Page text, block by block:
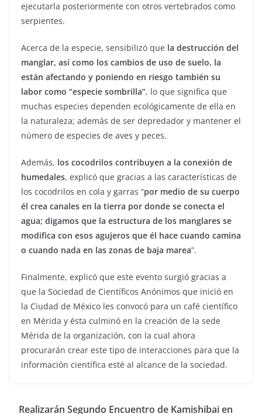
ejecutarla posteriormente con otros vertebrados como
serpientes.
Acerca de la especie, sensibilizó que la destrucción del
manglar, así como los cambios de uso de suelo, la
están afectando y poniendo en riesgo también su
labor como “especie sombrilla”, lo que significa que
muchas especies dependen ecológicamente de ella en
la naturaleza; además de ser depredador y mantener el
número de especies de aves y peces.
Además, los cocodrilos contribuyen a la conexión de
humedales, explicó que gracias a las características de
los cocodrilos en cola y garras “por medio de su cuerpo
él crea canales en la tierra por donde se conecta el
agua; digamos que la estructura de los manglares se
modifica con esos agujeros que él hace cuando camina
o cuando nada en las zonas de baja marea”.
Finalmente, explicó que este evento surgió gracias a
que la Sociedad de Científicos Anónimos que inició en
la Ciudad de México les convocó para un café científico
en Mérida y ésta culminó en la creación de la sede
Mérida de la organización, con la cual ahora
procurarán crear este tipo de interacciones para que la
información científica esté al alcance de la sociedad.
Realizarán Segundo Encuentro de Kamishibai en